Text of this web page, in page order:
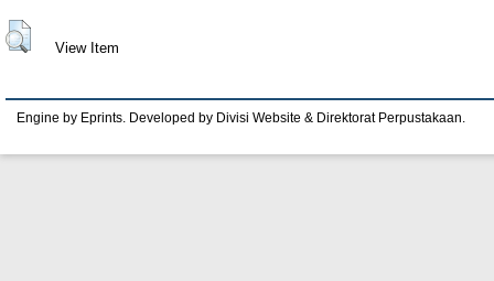
View Item
Engine by Eprints. Developed by Divisi Website & Direktorat Perpustakaan.